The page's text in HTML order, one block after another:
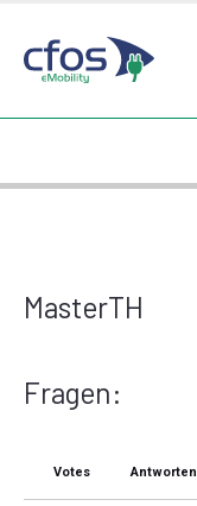
MasterTH
Fragen:
Votes Antworten